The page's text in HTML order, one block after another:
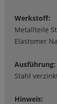
Werkstoff:
Metallteile
Elastomer
Ausführung:
Stahl
Hinweis: